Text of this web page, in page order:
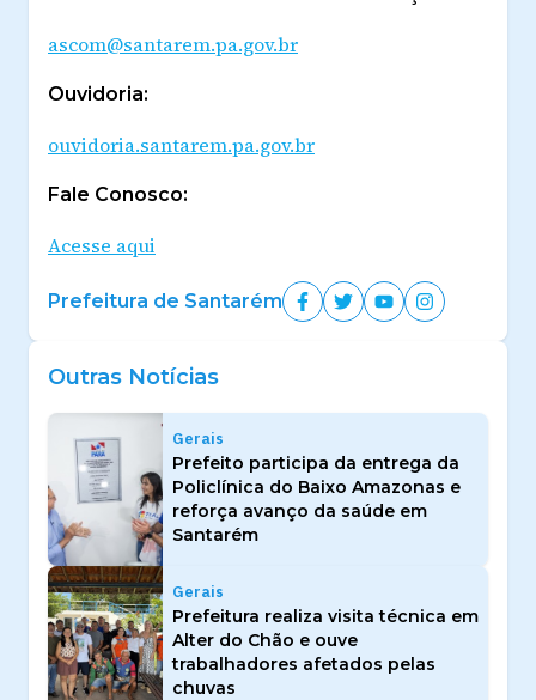
ascom@santarem.pa.gov.br
Ouvidoria:
ouvidoria.santarem.pa.gov.br
Fale Conosco:
Acesse aqui
Prefeitura de Santarém
Outras Notícias
Gerais
Prefeito participa da entrega da
Policlínica do Baixo Amazonas e
reforça avanço da saúde em
Santarém
Gerais
Prefeitura realiza visita técnica em
Alter do Chão e ouve
trabalhadores afetados pelas
chuvas